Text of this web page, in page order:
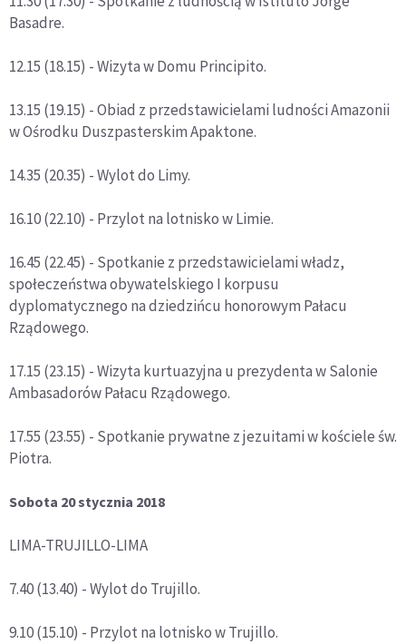
Basadre.
12.15 (18.15) - Wizyta w Domu Principito.
13.15 (19.15) - Obiad z przedstawicielami ludności Amazonii
w Ośrodku Duszpasterskim Apaktone.
14.35 (20.35) - Wylot do Limy.
16.10 (22.10) - Przylot na lotnisko w Limie.
16.45 (22.45) - Spotkanie z przedstawicielami władz,
społeczeństwa obywatelskiego I korpusu
dyplomatycznego na dziedzińcu honorowym Pałacu
Rządowego.
17.15 (23.15) - Wizyta kurtuazyjna u prezydenta w Salonie
Ambasadorów Pałacu Rządowego.
17.55 (23.55) - Spotkanie prywatne z jezuitami w kościele św.
Piotra.
Sobota 20 stycznia 2018
LIMA-TRUJILLO-LIMA
7.40 (13.40) - Wylot do Trujillo.
9.10 (15.10) - Przylot na lotnisko w Trujillo.